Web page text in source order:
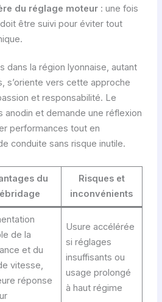
du réglage moteur: une fois
être suivi pour éviter tout
dans la région lyonnaise, autant
s’oriente vers cette approche
et responsabilité. Le
anodin et demande une réflexion
performances tout en
conduite sans risque inutile.
du
Risques et
inconvénients
de la
et du
vitesse,
réponse
Usure accélérée
si réglages
insuffisants ou
usage prolongé
à haut régime